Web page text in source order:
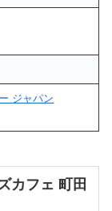
ジャパン
カフェ 町田